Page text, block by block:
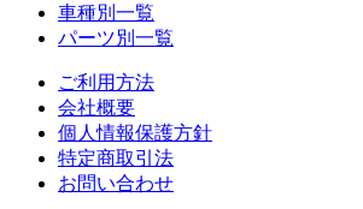
車種別一覧
パーツ別一覧
ご利用方法
会社概要
個人情報保護方針
特定商取引法
お問い合わせ